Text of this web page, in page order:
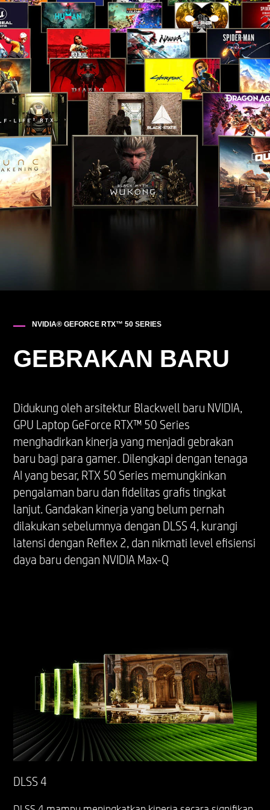
1 HDMI 2.1
*Untuk mendapatkan kinerja dan kemampuan
pengisian daya baterai yang optimal saat
bermain game dan melakukan rendering,
gunakan adaptor daya yang dikirimkan
bersama PC. Anda dapat menggunakan adaptor
100 W/20 V Type-C atau power bank saat
menjalankan tugas ringan. Pengisian daya
dengan mematikan sistem hanya didukung
dengan adaptor Type-C 20 V atau power bank.
*Untuk mendapatkan hasil terbaik dari
penggunaan HP Sleep and Charge, gunakan
kabel standar protokol pengisian USB atau
adaptor kabel dengan perangkat eksternal.
NVIDIA® GEFORCE RTX™ 50 SERIES
GEBRAKAN BARU
Didukung oleh arsitektur Blackwell baru NVIDIA,
GPU Laptop GeForce RTX™ 50 Series
menghadirkan kinerja yang menjadi gebrakan
baru bagi para gamer. Dilengkapi dengan tenaga
AI yang besar, RTX 50 Series memungkinkan
pengalaman baru dan fidelitas grafis tingkat
lanjut. Gandakan kinerja yang belum pernah
dilakukan sebelumnya dengan DLSS 4, kurangi
latensi dengan Reflex 2, dan nikmati level efisiensi
daya baru dengan NVIDIA Max-Q
DLSS 4